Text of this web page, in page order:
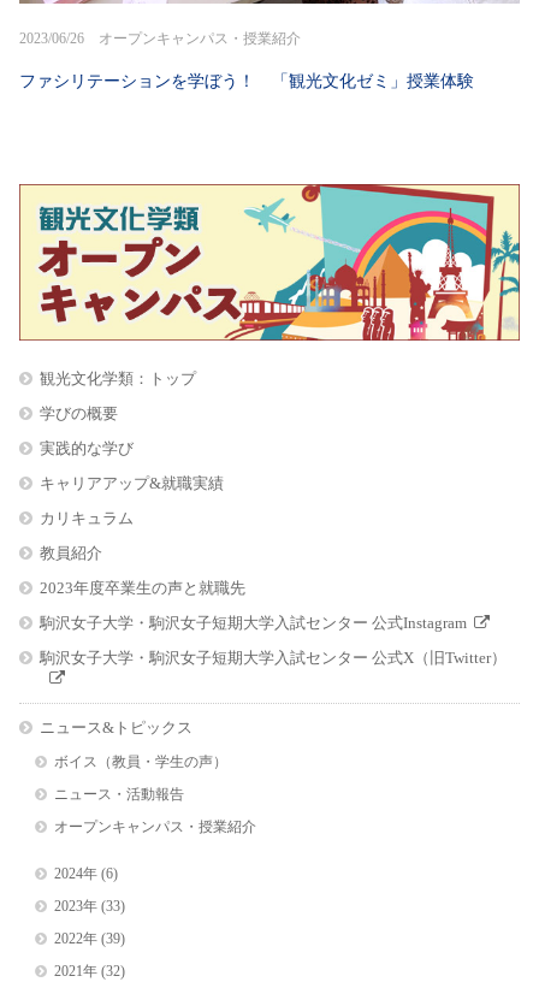
2023/06/26 オープンキャンパス・授業紹介
ファシリテーションを学ぼう！ 「観光文化ゼミ」授業体験
観光文化学類：トップ
学びの概要
実践的な学び
キャリアアップ&就職実績
カリキュラム
教員紹介
2023年度卒業生の声と就職先
駒沢女子大学・駒沢女子短期大学入試センター 公式Instagram
駒沢女子大学・駒沢女子短期大学入試センター 公式X（旧Twitter）
ニュース&トピックス
ボイス（教員・学生の声）
ニュース・活動報告
オープンキャンパス・授業紹介
2024年(6)
2023年(33)
2022年(39)
2021年(32)